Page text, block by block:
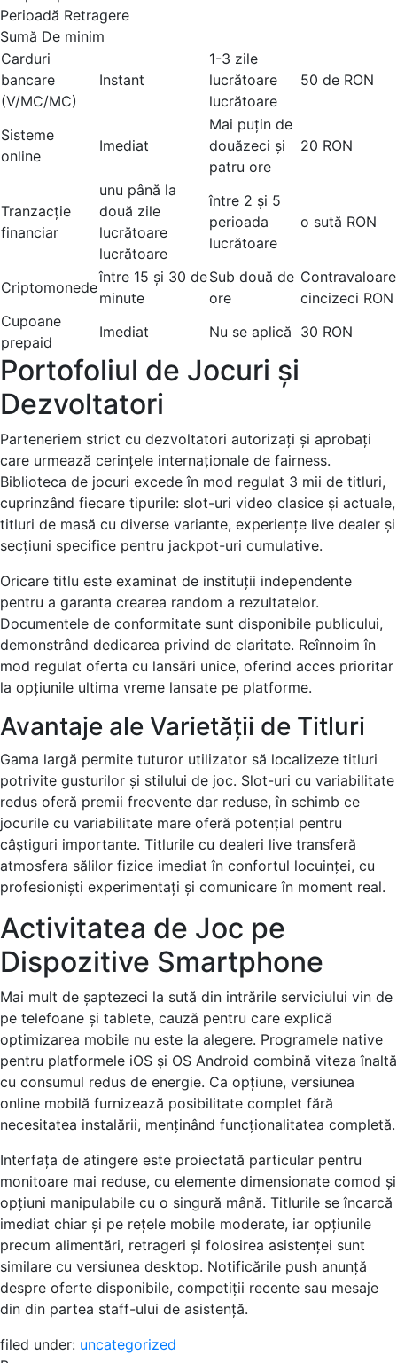
Perioadă Retragere
Sumă De minim
Carduri
bancare
(V/MC/MC)
Instant
1-3 zile
lucrătoare
lucrătoare
50 de RON
Sisteme
online
Imediat
Mai puțin de
douăzeci și
patru ore
20 RON
Tranzacție
financiar
unu până la
două zile
lucrătoare
lucrătoare
între 2 și 5
perioada
lucrătoare
o sută RON
Criptomonede
între 15 și 30 de
minute
Sub două de
ore
Contravaloare
cincizeci RON
Cupoane
prepaid
Imediat Nu se aplică 30 RON
Portofoliul de Jocuri și
Dezvoltatori
Parteneriem strict cu dezvoltatori autorizați și aprobați
care urmează cerințele internaționale de fairness.
Biblioteca de jocuri excede în mod regulat 3 mii de titluri,
cuprinzând fiecare tipurile: slot-uri video clasice și actuale,
titluri de masă cu diverse variante, experiențe live dealer și
secțiuni specifice pentru jackpot-uri cumulative.
Oricare titlu este examinat de instituții independente
pentru a garanta crearea random a rezultatelor.
Documentele de conformitate sunt disponibile publicului,
demonstrând dedicarea privind de claritate. Reînnoim în
mod regulat oferta cu lansări unice, oferind acces prioritar
la opțiunile ultima vreme lansate pe platforme.
Avantaje ale Varietății de Titluri
Gama largă permite tuturor utilizator să localizeze titluri
potrivite gusturilor și stilului de joc. Slot-uri cu variabilitate
redus oferă premii frecvente dar reduse, în schimb ce
jocurile cu variabilitate mare oferă potențial pentru
câștiguri importante. Titlurile cu dealeri live transferă
atmosfera sălilor fizice imediat în confortul locuinței, cu
profesioniști experimentați și comunicare în moment real.
Activitatea de Joc pe
Dispozitive Smartphone
Mai mult de șaptezeci la sută din intrările serviciului vin de
pe telefoane și tablete, cauză pentru care explică
optimizarea mobile nu este la alegere. Programele native
pentru platformele iOS și OS Android combină viteza înaltă
cu consumul redus de energie. Ca opțiune, versiunea
online mobilă furnizează posibilitate complet fără
necesitatea instalării, menținând funcționalitatea completă.
Interfața de atingere este proiectată particular pentru
monitoare mai reduse, cu elemente dimensionate comod și
opțiuni manipulabile cu o singură mână. Titlurile se încarcă
imediat chiar și pe rețele mobile moderate, iar opțiunile
precum alimentări, retrageri și folosirea asistenței sunt
similare cu versiunea desktop. Notificările push anunță
despre oferte disponibile, competiții recente sau mesaje
din din partea staff-ului de asistență.
filed under: uncategorized